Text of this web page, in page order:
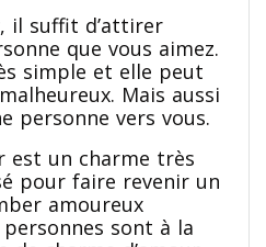
il suffit d’attirer
que vous aimez.
simple et elle peut
Mais aussi
personne vers vous.
est un charme très
pour faire revenir un
amoureux
personnes sont à la